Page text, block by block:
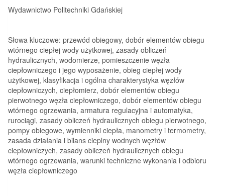
Wydawnictwo Politechniki Gdańskiej
Słowa kluczowe: przewód obiegowy, dobór elementów obiegu
wtórnego ciepłej wody użytkowej, zasady obliczeń
hydraulicznych, wodomierze, pomieszczenie węzła
ciepłowniczego i jego wyposażenie, obieg ciepłej wody
użytkowej, klasyfikacja i ogólna charakterystyka węzłów
ciepłowniczych, ciepłomierz, dobór elementów obiegu
pierwotnego węzła ciepłowniczego, dobór elementów obiegu
wtórnego ogrzewania, armatura regulacyjna i automatyka,
rurociągi, zasady obliczeń hydraulicznych obiegu pierwotnego,
pompy obiegowe, wymienniki ciepła, manometry i termometry,
zasada działania i bilans cieplny wodnych węzłów
ciepłowniczych, zasady obliczeń hydraulicznych obiegu
wtórnego ogrzewania, warunki techniczne wykonania i odbioru
węzła ciepłowniczego